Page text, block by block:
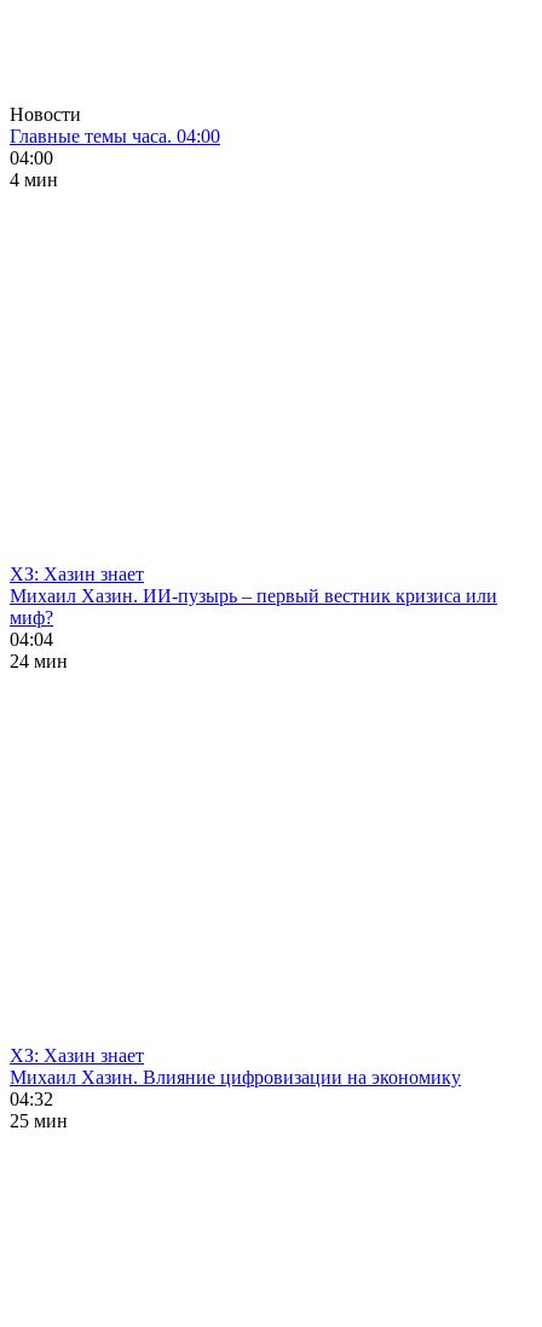
Новости
Главные темы часа. 04:00
04:00
4 мин
ХЗ: Хазин знает
Михаил Хазин. ИИ-пузырь – первый вестник кризиса или
миф?
04:04
24 мин
ХЗ: Хазин знает
Михаил Хазин. Влияние цифровизации на экономику
04:32
25 мин